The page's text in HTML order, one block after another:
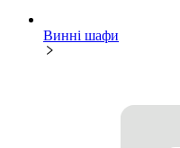
Винні шафи